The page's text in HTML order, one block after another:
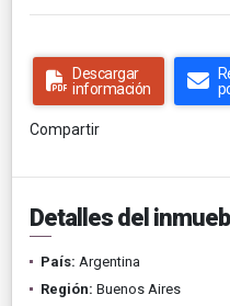
Descargar
información
Compartir
Detalles del
País: Argentina
Región: Buenos Aires